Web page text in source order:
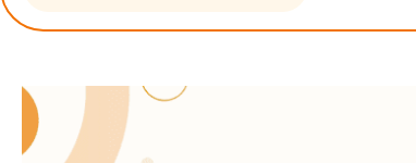
회원가입 안내
사무국 안내